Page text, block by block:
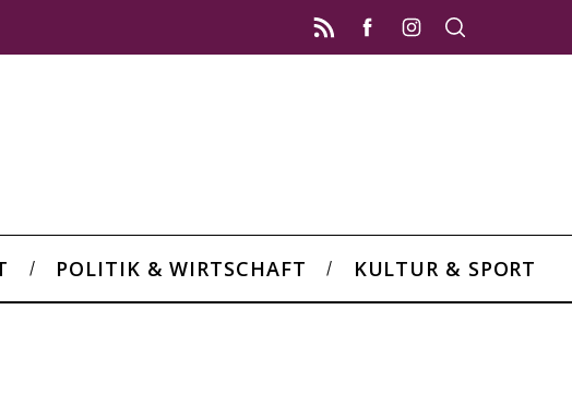
POLITIK & WIRTSCHAFT KULTUR & SPORT